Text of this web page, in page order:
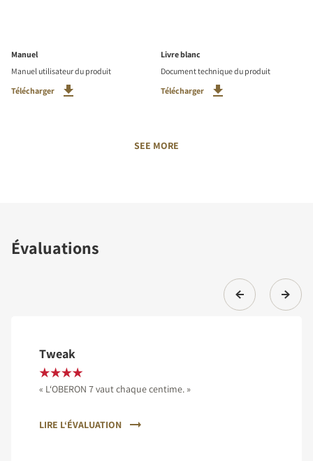
Manuel
Manuel utilisateur du produit
Télécharger
Livre blanc
Document technique du produit
Télécharger
SEE MORE
Évaluations
Tweak
« L‘OBERON 7 vaut chaque centime. »
LIRE L‘ÉVALUATION